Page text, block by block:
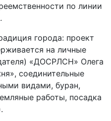
по линии
города: проект
на личные
«ДОСРЛСН» Олега
соединительные
видами, буран,
работы, посадка